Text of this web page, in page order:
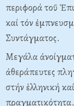
περιφορά τοῦ
καί τόν
Συντάγματος.
Mεγάλα
ἀθεράπευτες
στήν ἑλληνική